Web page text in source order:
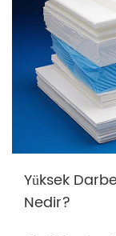
Yüksek
Nedir?